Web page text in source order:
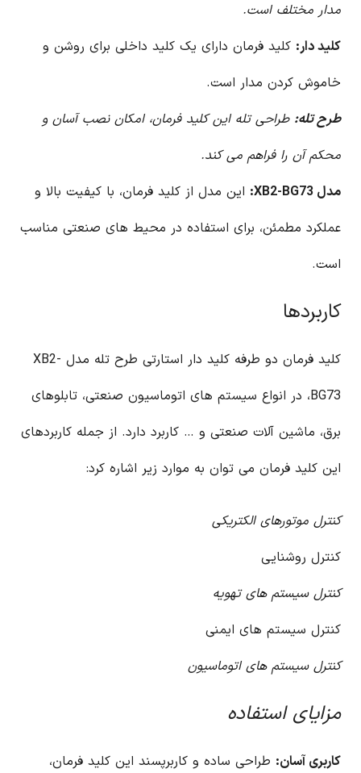
مدار مختلف است.
کلید دار: کلید فرمان دارای یک کلید داخلی برای روشن و
خاموش کردن مدار است.
طرح تله: طراحی تله این کلید فرمان، امکان نصب آسان و
محکم آن را فراهم می کند.
مدل XB2-BG73:
این مدل از کلید فرمان، با کیفیت بالا و
عملکرد مطمئن، برای استفاده در محیط های صنعتی مناسب
است.
کاربردها
کلید فرمان دو طرفه کلید دار استارتی طرح تله مدل XB2-
BG73، در انواع سیستم های اتوماسیون صنعتی، تابلوهای
برق، ماشین آلات صنعتی و … کاربرد دارد. از جمله کاربردهای
این کلید فرمان می توان به موارد زیر اشاره کرد:
کنترل موتورهای الکتریکی
کنترل روشنایی
کنترل سیستم های تهویه
کنترل سیستم های ایمنی
کنترل سیستم های اتوماسیون
مزایای استفاده
کاربری آسان: طراحی ساده و کاربرپسند این کلید فرمان،